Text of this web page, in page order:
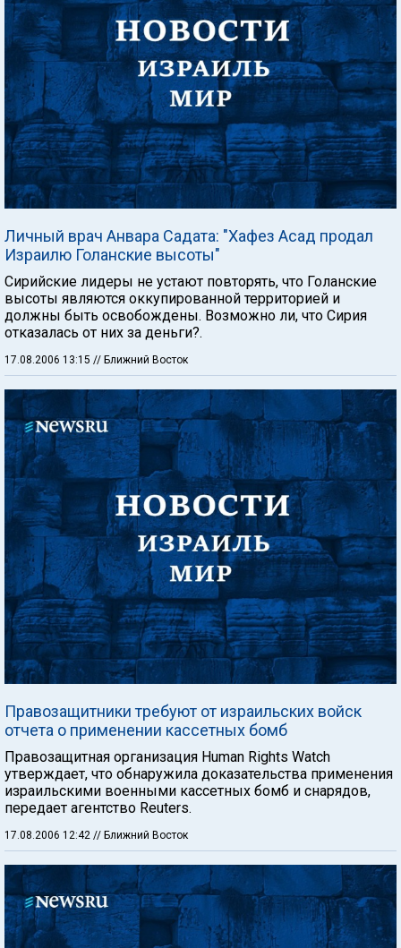
Личный врач Анвара Садата: "Хафез Асад продал
Израилю Голанские высоты"
Сирийские лидеры не устают повторять, что Голанские
высоты являются оккупированной территорией и
должны быть освобождены. Возможно ли, что Сирия
отказалась от них за деньги?.
17.08.2006 13:15 // Ближний Восток
Правозащитники требуют от израильских войск
отчета о применении кассетных бомб
Правозащитная организация Human Rights Watch
утверждает, что обнаружила доказательства применения
израильскими военными кассетных бомб и снарядов,
передает агентство Reuters.
17.08.2006 12:42 // Ближний Восток